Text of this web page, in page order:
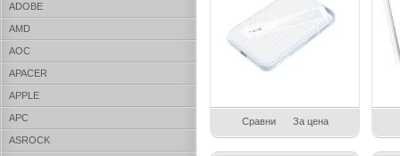
ADOBE
AMD
AOC
APACER
APPLE
APC
ASROCK
Сравни За цена